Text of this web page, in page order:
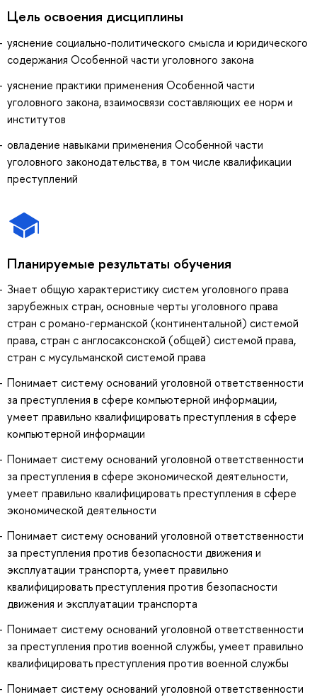
Цель освоения дисциплины
уяснение социально-политического смысла и юридического
содержания Особенной части уголовного закона
уяснение практики применения Особенной части
уголовного закона, взаимосвязи составляющих ее норм и
институтов
овладение навыками применения Особенной части
уголовного законодательства, в том числе квалификации
преступлений
Планируемые результаты обучения
Знает общую характеристику систем уголовного права
зарубежных стран, основные черты уголовного права
стран с романо-германской (континентальной) системой
права, стран с англосаксонской (общей) системой права,
стран с мусульманской системой права
Понимает систему оснований уголовной ответственности
за преступления в сфере компьютерной информации,
умеет правильно квалифицировать преступления в сфере
компьютерной информации
Понимает систему оснований уголовной ответственности
за преступления в сфере экономической деятельности,
умеет правильно квалифицировать преступления в сфере
экономической деятельности
Понимает систему оснований уголовной ответственности
за преступления против безопасности движения и
эксплуатации транспорта, умеет правильно
квалифицировать преступления против безопасности
движения и эксплуатации транспорта
Понимает систему оснований уголовной ответственности
за преступления против военной службы, умеет правильно
квалифицировать преступления против военной службы
Понимает систему оснований уголовной ответственности